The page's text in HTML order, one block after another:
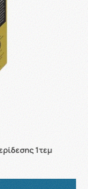
1τεμ